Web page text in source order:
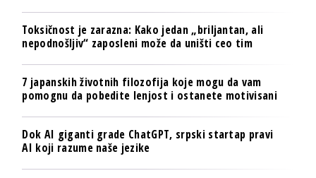
Toksičnost je zarazna: Kako jedan „briljantan, ali
nepodnošljiv“ zaposleni može da uništi ceo tim
7 japanskih životnih filozofija koje mogu da vam
pomognu da pobedite lenjost i ostanete motivisani
Dok AI giganti grade ChatGPT, srpski startap pravi
AI koji razume naše jezike